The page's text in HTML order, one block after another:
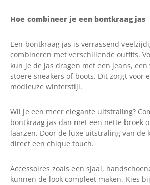
Hoe combineer je een bontkraag jas
Een bontkraag jas is verrassend
combineren met verschillende outfits.
kun je de jas dragen met een jeans,
stoere sneakers of boots. Dit zorgt voor
modieuze winterstijl.
Wil je een meer elegante uitstraling?
bontkraag jas dan met een nette broek
laarzen. Door de luxe uitstraling van de
direct een chique touch.
Accessoires zoals een sjaal,
kunnen de look compleet maken. Kies